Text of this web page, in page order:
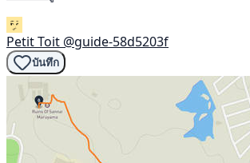
Petit Toit @guide-58d5203f
บันทึก